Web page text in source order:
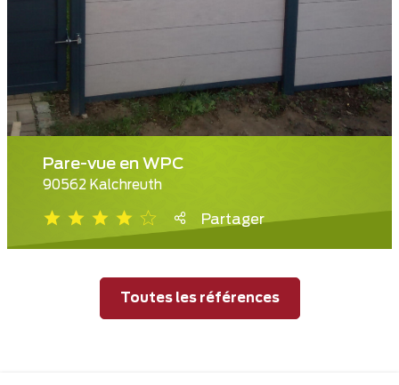
Pare-vue en WPC
90562 Kalchreuth
Partager
Toutes les références